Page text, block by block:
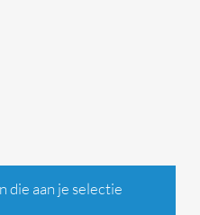
die aan je selectie